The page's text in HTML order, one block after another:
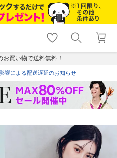
shopping_cart lock_outline
ログイン
買い物で送料無料！
響による配送遅延のお知らせ